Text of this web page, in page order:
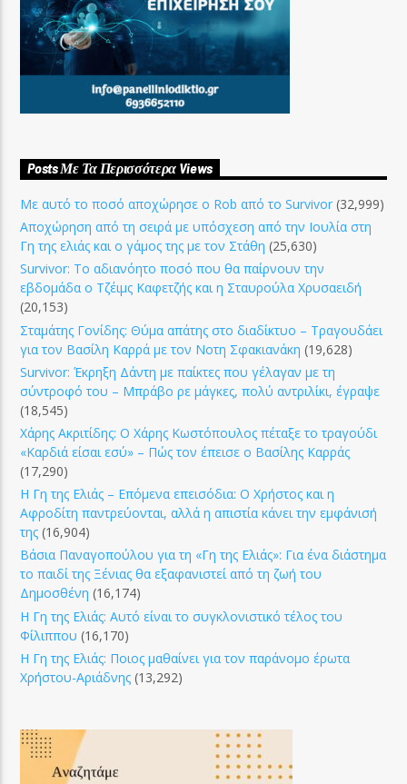
Posts Με Τα Περισσότερα Views
Με αυτό το ποσό αποχώρησε ο Rob από το Survivor (32,999)
Αποχώρηση από τη σειρά με υπόσχεση από την Ιουλία στη
Γη της ελιάς και ο γάμος της με τον Στάθη (25,630)
Survivor: Το αδιανόητο ποσό που θα παίρνουν την
εβδομάδα ο Τζέιμς Καφετζής και η Σταυρούλα Χρυσαειδή
(20,153)
Σταμάτης Γονίδης: Θύμα απάτης στο διαδίκτυο – Τραγουδάει
για τον Βασίλη Καρρά με τον Νοτη Σφακιανάκη (19,628)
Survivor: Έκρηξη Δάντη με παίκτες που γέλαγαν με τη
σύντροφό του – Μπράβο ρε μάγκες, πολύ αντριλίκι, έγραψε
(18,545)
Χάρης Ακριτίδης: Ο Χάρης Κωστόπουλος πέταξε το τραγούδι
«Καρδιά είσαι εσύ» – Πώς τον έπεισε ο Βασίλης Καρράς
(17,290)
Η Γη της Ελιάς – Επόμενα επεισόδια: Ο Χρήστος και η
Αφροδίτη παντρεύονται, αλλά η απιστία κάνει την εμφάνισή
της (16,904)
Βάσια Παναγοπούλου για τη «Γη της Ελιάς»: Για ένα διάστημα
το παιδί της Ξένιας θα εξαφανιστεί από τη ζωή του
Δημοσθένη (16,174)
Η Γη της Ελιάς: Αυτό είναι το συγκλονιστικό τέλος του
Φίλιππου (16,170)
Η Γη της Ελιάς: Ποιος μαθαίνει για τον παράνομο έρωτα
Χρήστου-Αριάδνης (13,292)